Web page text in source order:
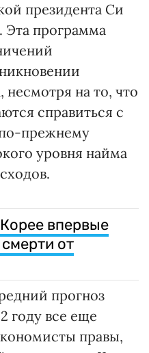
президента Си
Эта программа
на то, что
справиться с
прежнему
уровня найма
впервые
от
прогноз
году все еще
правы,